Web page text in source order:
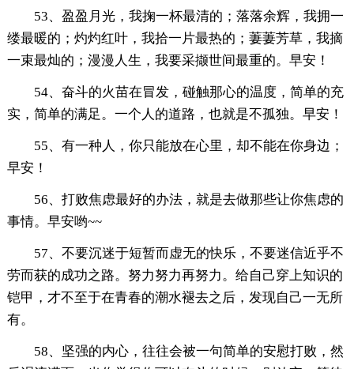
53、盈盈月光，我掬一杯最清的；落落余辉，我拥一
缕最暖的；灼灼红叶，我拾一片最热的；萋萋芳草，我摘
一束最灿的；漫漫人生，我要采撷世间最重的。早安！
54、奋斗的火苗在冒发，碰触那心的温度，简单的充
实，简单的满足。一个人的道路，也就是不孤独。早安！
55、有一种人，你只能放在心里，却不能在你身边；
早安！
56、打败焦虑最好的办法，就是去做那些让你焦虑的
事情。早安哟~~
57、不要沉迷于短暂而虚无的快乐，不要迷信近乎不
劳而获的成功之路。努力努力再努力。给自己穿上知识的
铠甲，才不至于在青春的潮水褪去之后，发现自己一无所
有。
58、坚强的内心，往往会被一句简单的安慰打败，然